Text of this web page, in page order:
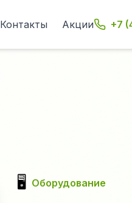
Контакты Акции +7
🖥️ Оборудование